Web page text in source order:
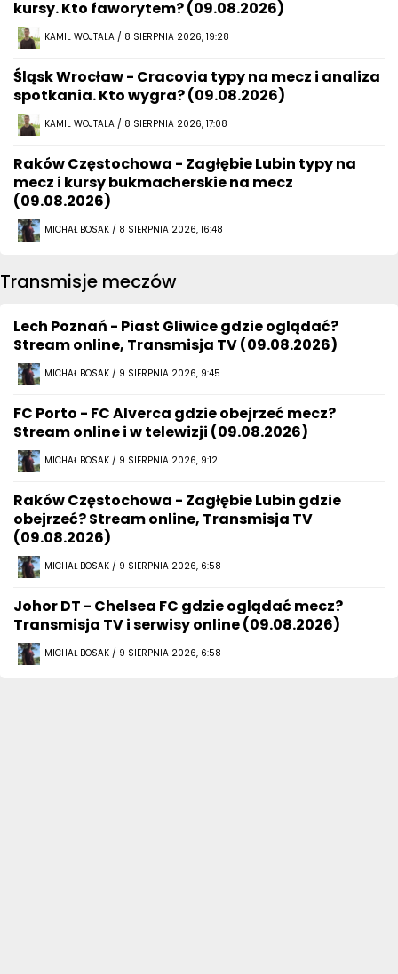
kursy. Kto faworytem? (09.08.2026)
KAMIL WOJTALA / 8 SIERPNIA 2026, 19:28
Śląsk Wrocław - Cracovia typy na mecz i analiza
spotkania. Kto wygra? (09.08.2026)
KAMIL WOJTALA / 8 SIERPNIA 2026, 17:08
Raków Częstochowa - Zagłębie Lubin typy na
mecz i kursy bukmacherskie na mecz
(09.08.2026)
MICHAŁ BOSAK / 8 SIERPNIA 2026, 16:48
Transmisje meczów
Lech Poznań - Piast Gliwice gdzie oglądać?
Stream online, Transmisja TV (09.08.2026)
MICHAŁ BOSAK / 9 SIERPNIA 2026, 9:45
FC Porto - FC Alverca gdzie obejrzeć mecz?
Stream online i w telewizji (09.08.2026)
MICHAŁ BOSAK / 9 SIERPNIA 2026, 9:12
Raków Częstochowa - Zagłębie Lubin gdzie
obejrzeć? Stream online, Transmisja TV
(09.08.2026)
MICHAŁ BOSAK / 9 SIERPNIA 2026, 6:58
Johor DT - Chelsea FC gdzie oglądać mecz?
Transmisja TV i serwisy online (09.08.2026)
MICHAŁ BOSAK / 9 SIERPNIA 2026, 6:58